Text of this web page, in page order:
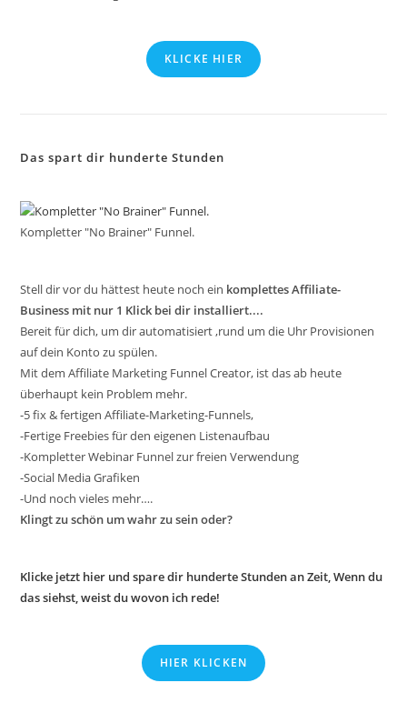
KLICKE HIER
Das spart dir hunderte Stunden
Kompletter "No Brainer" Funnel.
Stell dir vor du hättest heute noch ein komplettes Affiliate-
Business mit nur 1 Klick bei dir installiert....
Bereit für dich, um dir automatisiert ,rund um die Uhr Provisionen
auf dein Konto zu spülen.
Mit dem Affiliate Marketing Funnel Creator, ist das ab heute
überhaupt kein Problem mehr.
-5 fix & fertigen Affiliate-Marketing-Funnels,
-Fertige Freebies für den eigenen Listenaufbau
-Kompletter Webinar Funnel zur freien Verwendung
-Social Media Grafiken
-Und noch vieles mehr….
Klingt zu schön um wahr zu sein oder?
Klicke jetzt hier und spare dir hunderte Stunden an Zeit, Wenn du
das siehst, weist du wovon ich rede!
HIER KLICKEN